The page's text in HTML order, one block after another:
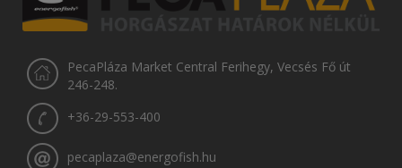
PecaPláza Market Central Ferihegy, Vecsés Fő út
246-248.
+36-29-553-400
pecaplaza@energofish.hu